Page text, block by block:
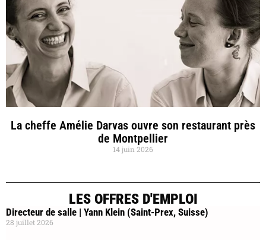
La cheffe Amélie Darvas ouvre son restaurant près
de Montpellier
14 juin 2026
LES OFFRES D'EMPLOI
Directeur de salle | Yann Klein (Saint-Prex, Suisse)
28 juillet 2026